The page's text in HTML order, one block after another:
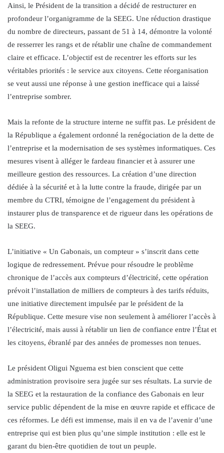
Ainsi, le Président de la transition a décidé de restructurer en
profondeur l’organigramme de la SEEG. Une réduction drastique
du nombre de directeurs, passant de 51 à 14, démontre la volonté
de resserrer les rangs et de rétablir une chaîne de commandement
claire et efficace. L’objectif est de recentrer les efforts sur les
véritables priorités : le service aux citoyens. Cette réorganisation
se veut aussi une réponse à une gestion inefficace qui a laissé
l’entreprise sombrer.
Mais la refonte de la structure interne ne suffit pas. Le président de
la République a également ordonné la renégociation de la dette de
l’entreprise et la modernisation de ses systèmes informatiques. Ces
mesures visent à alléger le fardeau financier et à assurer une
meilleure gestion des ressources. La création d’une direction
dédiée à la sécurité et à la lutte contre la fraude, dirigée par un
membre du CTRI, témoigne de l’engagement du président à
instaurer plus de transparence et de rigueur dans les opérations de
la SEEG.
L’initiative « Un Gabonais, un compteur » s’inscrit dans cette
logique de redressement. Prévue pour résoudre le problème
chronique de l’accès aux compteurs d’électricité, cette opération
prévoit l’installation de milliers de compteurs à des tarifs réduits,
une initiative directement impulsée par le président de la
République. Cette mesure vise non seulement à améliorer l’accès à
l’électricité, mais aussi à rétablir un lien de confiance entre l’État et
les citoyens, ébranlé par des années de promesses non tenues.
Le président Oligui Nguema est bien conscient que cette
administration provisoire sera jugée sur ses résultats. La survie de
la SEEG et la restauration de la confiance des Gabonais en leur
service public dépendent de la mise en œuvre rapide et efficace de
ces réformes. Le défi est immense, mais il en va de l’avenir d’une
entreprise qui est bien plus qu’une simple institution : elle est le
garant du bien-être quotidien de tout un peuple.